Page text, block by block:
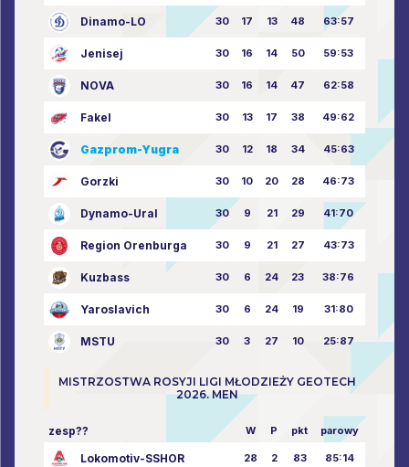
Dinamo-LO 30 17 13 48 63:57
Jenisej 30 16 14 50 59:53
NOVA 30 16 14 47 62:58
Fakel 30 13 17 38 49:62
Gazprom-Yugra 30 12 18 34 45:63
Gorzki 30 10 20 28 46:73
Dynamo-Ural 30 9 21 29 41:70
Region Orenburga 30 9 21 27 43:73
Kuzbass 30 6 24 23 38:76
Yaroslavich 30 6 24 19 31:80
MSTU 30 3 27 10 25:87
MISTRZOSTWA ROSYJI LIGI MŁODZIEŻY GEOTECH
2026. MEN
zesp?? W P pkt parowy
Lokomotiv-SSHOR 28 2 83 85:14